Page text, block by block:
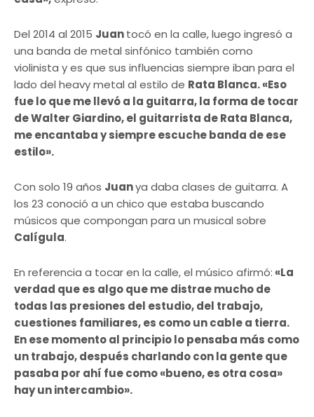
Del 2014 al 2015 Juantocó en la calle, luego ingresó a
una banda de metal sinfónico también como
violinista y es que sus influencias siempre iban para el
lado del heavy metal al estilo de Rata Blanca. «Eso
fue lo que me llevó a la guitarra, la forma de tocar
de Walter Giardino, el guitarrista de Rata Blanca,
me encantaba y siempre escuche banda de ese
estilo».
Con solo 19 años Juanya daba clases de guitarra. A
los 23 conoció a un chico que estaba buscando
músicos que compongan para un musical sobre
Calígula.
En referencia a tocar en la calle, el músico afirmó: «La
verdad que es algo que me distrae mucho de
todas las presiones del estudio, del trabajo,
cuestiones familiares, es como un cable a tierra.
En ese momento al principio lo pensaba más como
un trabajo, después charlando con la gente que
pasaba por ahí fue como «bueno, es otra cosa»
hay un intercambio».